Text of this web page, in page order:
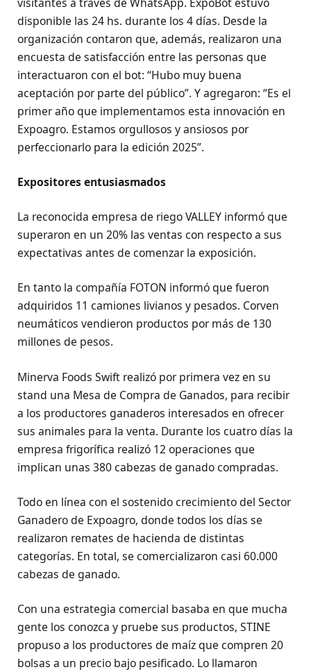
disponible las 24 hs. durante los 4 días. Desde la
organización contaron que, además, realizaron una
encuesta de satisfacción entre las personas que
interactuaron con el bot: “Hubo muy buena
aceptación por parte del público”. Y agregaron: “Es el
primer año que implementamos esta innovación en
Expoagro. Estamos orgullosos y ansiosos por
perfeccionarlo para la edición 2025”.
Expositores entusiasmados
La reconocida empresa de riego VALLEY informó que
superaron en un 20% las ventas con respecto a sus
expectativas antes de comenzar la exposición.
En tanto la compañía FOTON informó que fueron
adquiridos 11 camiones livianos y pesados. Corven
neumáticos vendieron productos por más de 130
millones de pesos.
Minerva Foods Swift realizó por primera vez en su
stand una Mesa de Compra de Ganados, para recibir
a los productores ganaderos interesados en ofrecer
sus animales para la venta. Durante los cuatro días la
empresa frigorífica realizó 12 operaciones que
implican unas 380 cabezas de ganado compradas.
Todo en línea con el sostenido crecimiento del Sector
Ganadero de Expoagro, donde todos los días se
realizaron remates de hacienda de distintas
categorías. En total, se comercializaron casi 60.000
cabezas de ganado.
Con una estrategia comercial basaba en que mucha
gente los conozca y pruebe sus productos, STINE
propuso a los productores de maíz que compren 20
bolsas a un precio bajo pesificado. Lo llamaron